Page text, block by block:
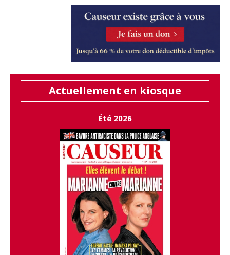
Actuellement en kiosque
Été 2026